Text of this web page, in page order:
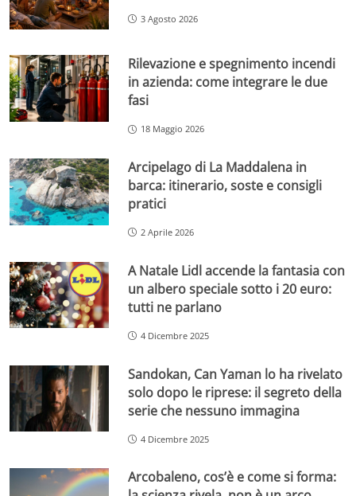
3 Agosto 2026
Rilevazione e spegnimento incendi
in azienda: come integrare le due
fasi
18 Maggio 2026
Arcipelago di La Maddalena in
barca: itinerario, soste e consigli
pratici
2 Aprile 2026
A Natale Lidl accende la fantasia con
un albero speciale sotto i 20 euro:
tutti ne parlano
4 Dicembre 2025
Sandokan, Can Yaman lo ha rivelato
solo dopo le riprese: il segreto della
serie che nessuno immagina
4 Dicembre 2025
Arcobaleno, cos’è e come si forma: